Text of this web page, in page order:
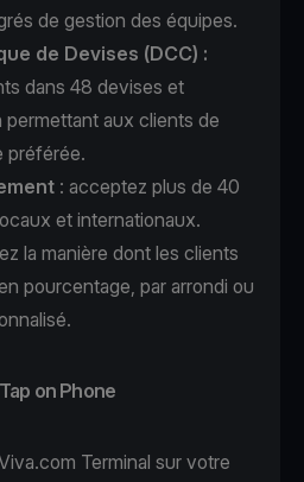
de gestion des équipes.
de Devises (DCC) :
dans 48 devises et
aux clients de
préférée.
: acceptez plus de 40
et internationaux.
la manière dont les clients
pourcentage, par arrondi ou
on Phone
Terminal sur votre